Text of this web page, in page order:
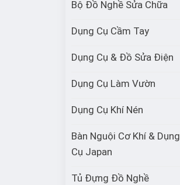
Bộ Đồ Nghề Sửa Chữa
Dụng Cụ Cầm Tay
Dụng Cụ & Đồ Sửa Điện
Dụng Cụ Làm Vườn
Dụng Cụ Khí Nén
Bàn Nguội Cơ Khí & Dụng
Cụ Japan
Tủ Đựng Đồ Nghề